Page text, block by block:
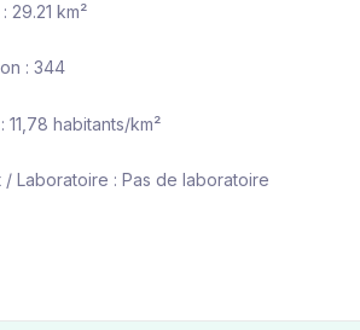
29.21 km²
: 344
11,78 habitants/km²
/ Laboratoire : Pas de laboratoire